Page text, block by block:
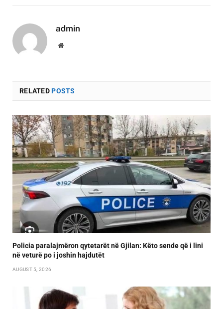
admin
Website
RELATEDPOSTS
Policia paralajmëron qytetarët në Gjilan: Këto sende që i lini
në veturë po i joshin hajdutët
AUGUST 5, 2026